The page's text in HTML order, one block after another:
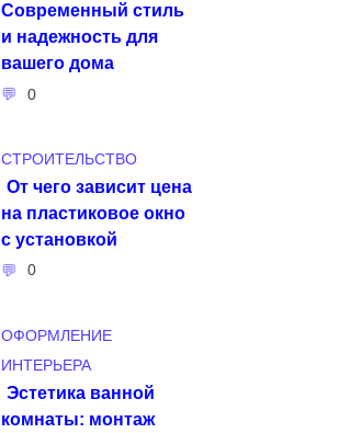
Современный стиль
и надежность для
вашего дома
0
СТРОИТЕЛЬСТВО
От чего зависит цена
на пластиковое окно
с установкой
0
ОФОРМЛЕНИЕ
ИНТЕРЬЕРА
Эстетика ванной
комнаты: монтаж